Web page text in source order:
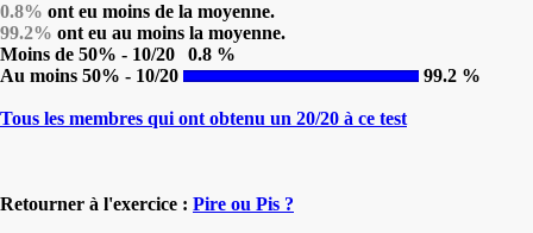
0.8% ont eu moins de la moyenne.
99.2% ont eu au moins la moyenne.
Moins de 50% - 10/20
0.8 %
Au moins 50% - 10/20
99.2 %
Tous les membres qui ont obtenu un 20/20 à ce test
Retourner à l'exercice : Pire ou Pis ?